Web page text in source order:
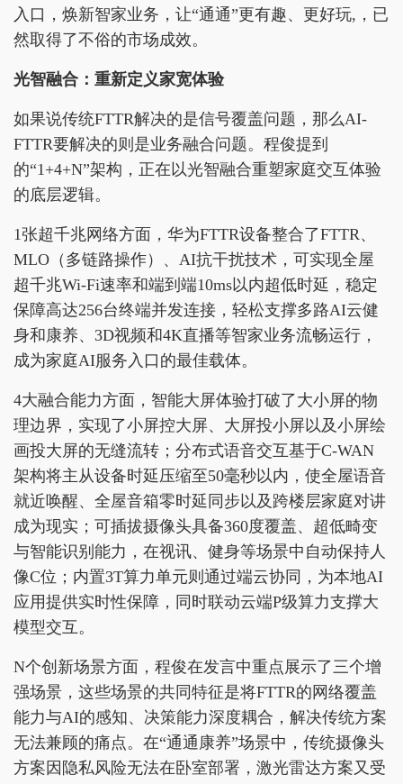
入口，焕新智家业务，让“通通”更有趣、更好玩,，已
然取得了不俗的市场成效。
光智融合：重新定义家宽体验
如果说传统FTTR解决的是信号覆盖问题，那么AI-
FTTR要解决的则是业务融合问题。程俊提到
的“1+4+N”架构，正在以光智融合重塑家庭交互体验
的底层逻辑。
1张超千兆网络方面，华为FTTR设备整合了FTTR、
MLO（多链路操作）、AI抗干扰技术，可实现全屋
超千兆Wi-Fi速率和端到端10ms以内超低时延，稳定
保障高达256台终端并发连接，轻松支撑多路AI云健
身和康养、3D视频和4K直播等智家业务流畅运行，
成为家庭AI服务入口的最佳载体。
4大融合能力方面，智能大屏体验打破了大小屏的物
理边界，实现了小屏控大屏、大屏投小屏以及小屏绘
画投大屏的无缝流转；分布式语音交互基于C-WAN
架构将主从设备时延压缩至50毫秒以内，使全屋语音
就近唤醒、全屋音箱零时延同步以及跨楼层家庭对讲
成为现实；可插拔摄像头具备360度覆盖、超低畸变
与智能识别能力，在视讯、健身等场景中自动保持人
像C位；内置3T算力单元则通过端云协同，为本地AI
应用提供实时性保障，同时联动云端P级算力支撑大
模型交互。
N个创新场景方面，程俊在发言中重点展示了三个增
强场景，这些场景的共同特征是将FTTR的网络覆盖
能力与AI的感知、决策能力深度耦合，解决传统方案
无法兼顾的痛点。在“通通康养”场景中，传统摄像头
方案因隐私风险无法在卧室部署，激光雷达方案又受